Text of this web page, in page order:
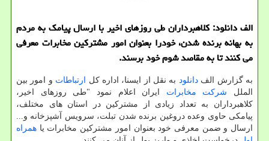
الف دانلود: كلاهبرداران طی روزهای اخیر با ارسال پیامك به مردم
به بهانه برنده شدن، خودرا بعنوان امور مشتركین مخابرات معرفی
می كنند تا به مقاصد شوم خود برسند.
به گزارش الفدانلود به نقل از ایسنا، اداره كل ارتباطات و امور بین
الملل شركت مخابرات ایران اعلام نمود "طی روزهای اخیر،
كلاهبرداران به تعداد زیادی از مشتركین در استان های مختلف،
پیامكی حاوی وعده دروغین برنده شدن تبلت، سرویس آشپزخانه و...
ارسال و ضمن معرفی خود بعنوان امور مشتركین مخابرات یا همراه